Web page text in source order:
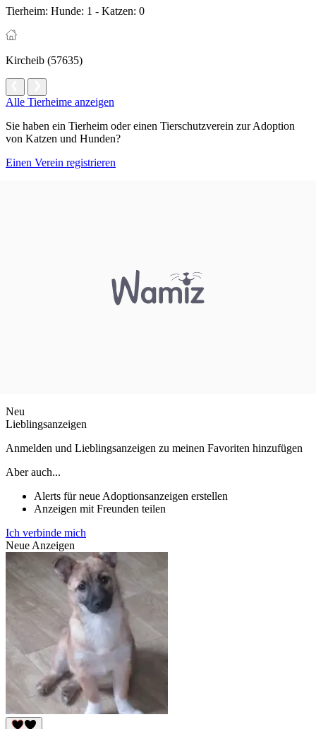
Tierheim: Hunde: 1 - Katzen: 0
Kircheib (57635)
Alle Tierheime anzeigen
Sie haben ein Tierheim oder einen Tierschutzverein zur Adoption
von Katzen und Hunden?
Einen Verein registrieren
Neu
Lieblingsanzeigen
Anmelden und Lieblingsanzeigen zu meinen Favoriten hinzufügen
Aber auch...
Alerts für neue Adoptionsanzeigen erstellen
Anzeigen mit Freunden teilen
Ich verbinde mich
Neue Anzeigen